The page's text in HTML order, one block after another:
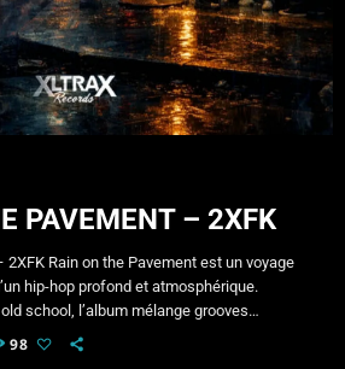
PAVEMENT – 2XFK
2XFK Rain on the Pavement est un voyage
hip-hop profond et atmosphérique.
school, l’album mélange grooves
et ambiances urbaines
98